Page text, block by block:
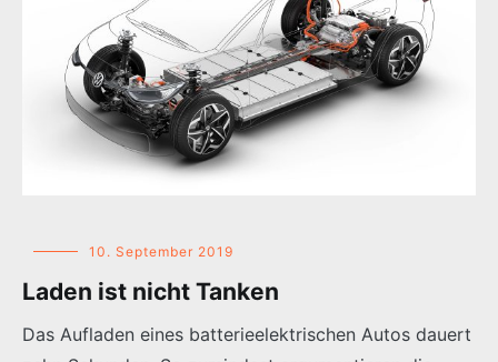
10. September 2019
Laden ist nicht Tanken
Das Aufladen eines batterieelektrischen Autos dauert